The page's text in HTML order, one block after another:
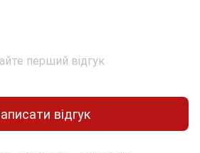
перший відгук
відгук